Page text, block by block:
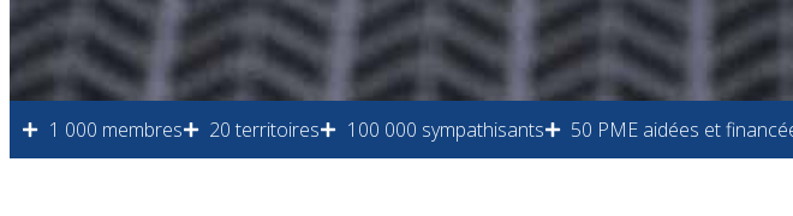
1 000 membres 20 territoires 100 000 sympathisants 50 PME aidées et